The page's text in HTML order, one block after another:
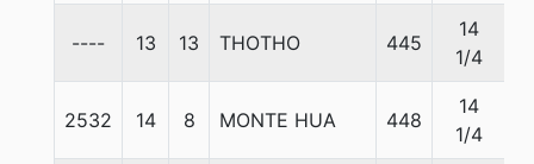
---- 13 13 THOTHO 445
14
1/4
2532 14 8 MONTE HUA 448
14
1/4